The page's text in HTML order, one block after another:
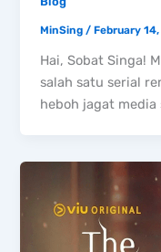
MinSing/February
Hai, Sobat Singa!
salah satu serial
heboh jagat media